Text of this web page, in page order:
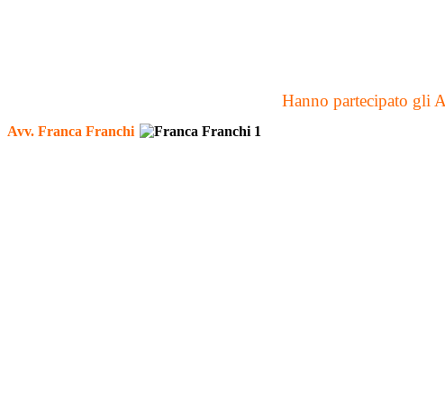
Hanno partecipato gli
Avv. Franca Franchi